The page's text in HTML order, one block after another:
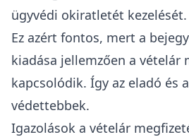
ügyvédi okiratletét kezelését.
Ez azért fontos, mert a
kiadása jellemzően a vételár
kapcsolódik. Így az eladó és
védettebbek.
Igazolások a vételár